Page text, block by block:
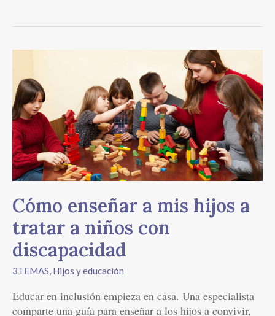
Cómo enseñar a mis hijos a
tratar a niños con
discapacidad
3TEMAS, Hijos y educación
Educar en inclusión empieza en casa. Una especialista
comparte una guía para enseñar a los hijos a convivir,
mis
hijos
a
tratar
a
niños
discapacidad